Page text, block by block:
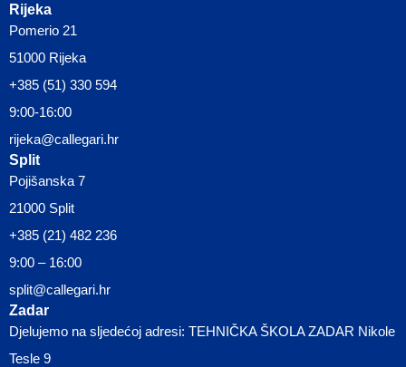
Rijeka
Pomerio 21
51000 Rijeka
+385 (51) 330 594
9:00-16:00
rijeka@callegari.hr
Split
Pojišanska 7
21000 Split
+385 (21) 482 236
9:00 – 16:00
split@callegari.hr
Zadar
Djelujemo na sljedećoj adresi: TEHNIČKA ŠKOLA ZADAR Nikole
Tesle 9